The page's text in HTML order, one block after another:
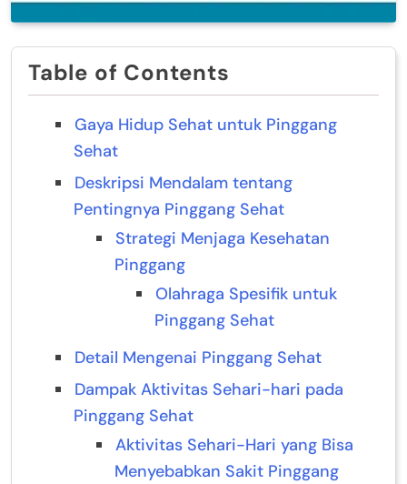
Table of Contents
Gaya Hidup Sehat untuk Pinggang
Sehat
Deskripsi Mendalam tentang
Pentingnya Pinggang Sehat
Strategi Menjaga Kesehatan
Pinggang
Olahraga Spesifik untuk
Pinggang Sehat
Detail Mengenai Pinggang Sehat
Dampak Aktivitas Sehari-hari pada
Pinggang Sehat
Aktivitas Sehari-Hari yang Bisa
Menyebabkan Sakit Pinggang